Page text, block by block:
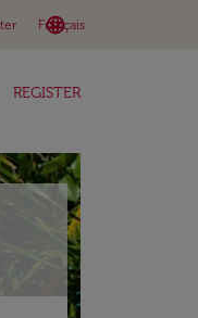
language
Français
keyboard_arrow_down
REGISTER